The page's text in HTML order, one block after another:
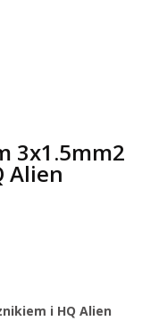
3x1.5mm2
Alien
i HQ Alien